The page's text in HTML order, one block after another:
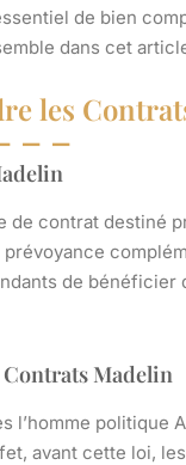
de bien
dans cet
les
de contrat destiné
de bénéficier
Madelin
l’homme
avant cette loi,